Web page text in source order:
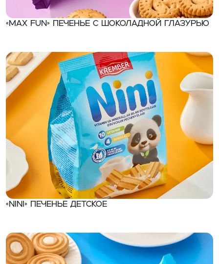
«MAX FUN» Печенье с шоколадной глазурью
«NINI» Печенье детское